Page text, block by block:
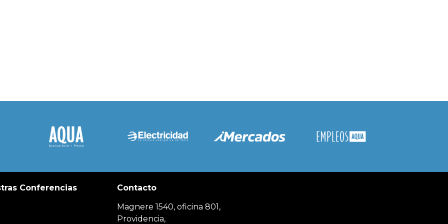
Conferencias Contacto
Magnere 1540, oficina 801,
Providencia,